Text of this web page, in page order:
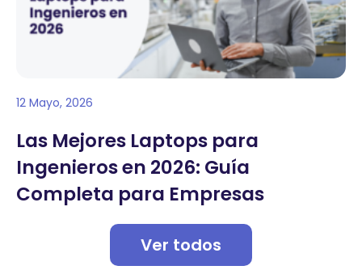
12 Mayo, 2026
Las Mejores Laptops para
Ingenieros en 2026: Guía
Completa para Empresas
Ver todos